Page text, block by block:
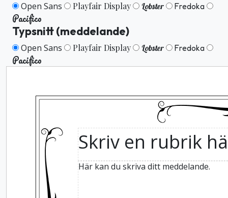
Open Sans Playfair Display Lobster Fredoka
Pacifico
Typsnitt (meddelande)
Open Sans Playfair Display Lobster Fredoka
Pacifico
Skriv en rubrik
Här kan du skriva ditt meddelande.